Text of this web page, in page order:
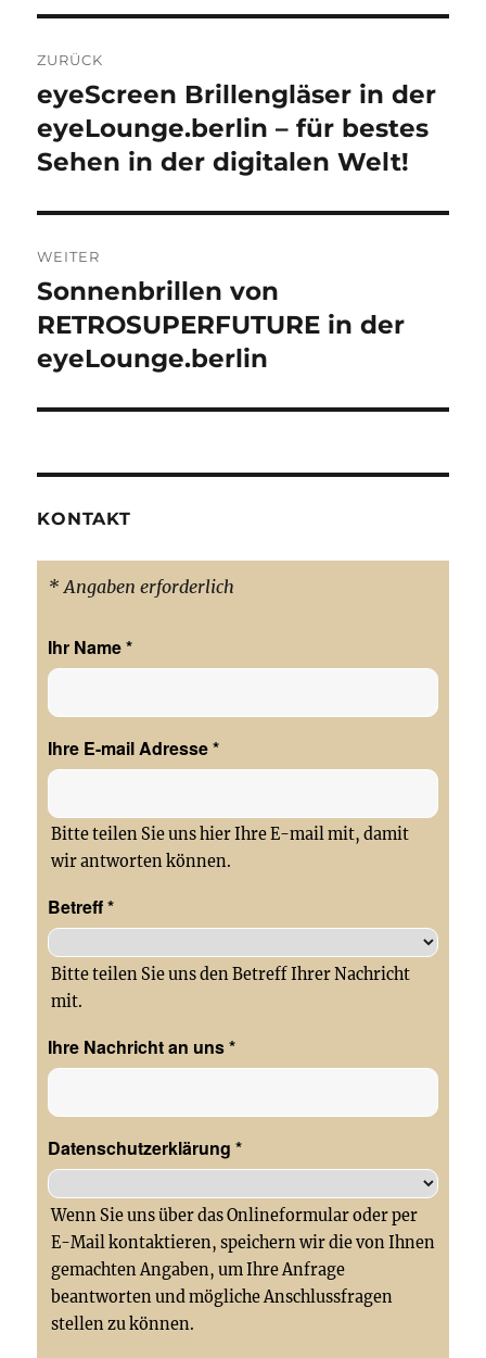
ZURÜCK
Vorheriger
Beitrag:
eyeScreen Brillengläser in der
eyeLounge.berlin – für bestes
Sehen in der digitalen Welt!
WEITER
Nächster
Beitrag:
Sonnenbrillen von
RETROSUPERFUTURE in der
eyeLounge.berlin
KONTAKT
* Angaben erforderlich
Ihr Name*
Ihre E-mail Adresse*
Bitte teilen Sie uns hier Ihre E-mail mit, damit
wir antworten können.
Betreff*
Bitte teilen Sie uns den Betreff Ihrer Nachricht
mit.
Ihre Nachricht an uns*
Datenschutzerklärung*
Wenn Sie uns über das Onlineformular oder per
E-Mail kontaktieren, speichern wir die von Ihnen
gemachten Angaben, um Ihre Anfrage
beantworten und mögliche Anschlussfragen
stellen zu können.